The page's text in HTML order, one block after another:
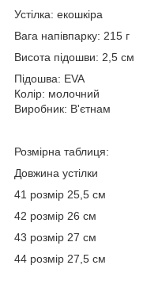
Устілка: екошкіра
Вага напівпарку: 215 г
Висота підошви: 2,5 см
Підошва: EVA
Колір: молочний
Виробник: В'єтнам
Розмірна таблиця:
Довжина устілки
41 розмір 25,5 см
42 розмір 26 см
43 розмір 27 см
44 розмір 27,5 см